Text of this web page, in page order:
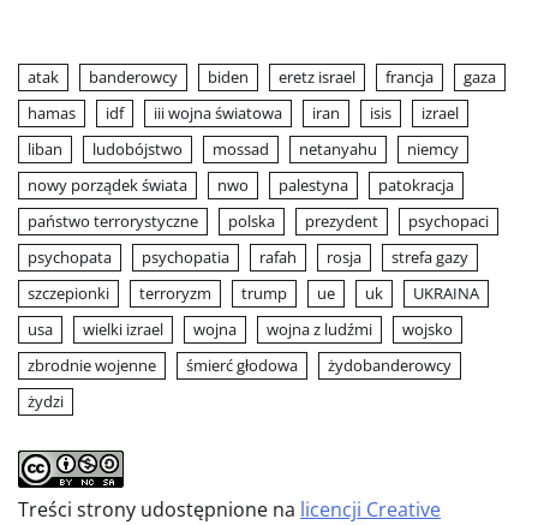
atak banderowcy biden eretz israel francja
gaza
hamas
idf iii wojna światowa iran isis
izrael
liban
ludobójstwo mossad netanyahu
niemcy
nowy porządek świata
nwo palestyna
patokracja
państwo terrorystyczne
polska prezydent
psychopaci
psychopata
psychopatia rafah rosja
strefa gazy
szczepionki
terroryzm trump ue uk
UKRAINA
usa
wielki izrael wojna wojna z ludźmi
wojsko
zbrodnie wojenne
śmierć głodowa
żydobanderowcy
żydzi
Treści strony udostępnione na licencji Creative